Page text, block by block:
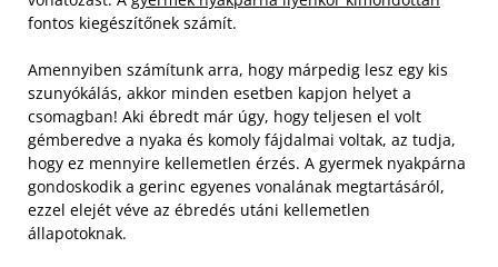
fontos kiegészítőnek számít.
Amennyiben számítunk arra, hogy márpedig lesz egy kis
szunyókálás, akkor minden esetben kapjon helyet a
csomagban! Aki ébredt már úgy, hogy teljesen el volt
gémberedve a nyaka és komoly fájdalmai voltak, az tudja,
hogy ez mennyire kellemetlen érzés. A gyermek nyakpárna
gondoskodik a gerinc egyenes vonalának megtartásáról,
ezzel elejét véve az ébredés utáni kellemetlen
állapotoknak.